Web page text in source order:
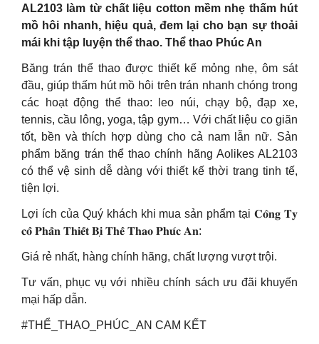
AL2103 làm từ chất liệu cotton mềm nhẹ thấm hút
mồ hôi nhanh, hiệu quả, đem lại cho bạn sự thoải
mái khi tập luyện thể thao. Thể thao Phúc An
Băng trán thể thao được thiết kế mỏng nhẹ, ôm sát
đầu, giúp thấm hút mồ hôi trên trán nhanh chóng trong
các hoạt động thể thao: leo núi, chạy bộ, đạp xe,
tennis, cầu lông, yoga, tập gym… Với chất liệu co giãn
tốt, bền và thích hợp dùng cho cả nam lẫn nữ. Sản
phẩm băng trán thể thao chính hãng Aolikes AL2103
có thể vệ sinh dễ dàng với thiết kế thời trang tinh tế,
tiện lợi.
Lợi ích của Quý khách khi mua sản phẩm tại 𝐂𝐨̂𝐧𝐠 𝐓𝐲
𝐜𝐨̂̉ 𝐏𝐡𝐚̂̀𝐧 𝐓𝐡𝐢𝐞̂́𝐭 𝐁𝐢̣ 𝐓𝐡𝐞̂̉ 𝐓𝐡𝐚𝐨 𝐏𝐡𝐮́𝐜 𝐀𝐧:
Giá rẻ nhất, hàng chính hãng, chất lượng vượt trội.
Tư vấn, phục vụ với nhiều chính sách ưu đãi khuyến
mại hấp dẫn.
#THỂ_THAO_PHÚC_AN CAM KẾT